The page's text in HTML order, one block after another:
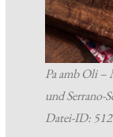
Pa amb Oli –
und Serrano-
Datei-ID: